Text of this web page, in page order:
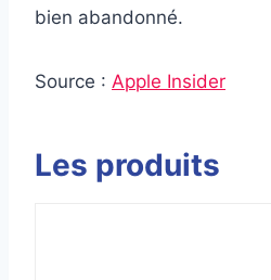
bien abandonné.
Source : Apple Insider
Les produits